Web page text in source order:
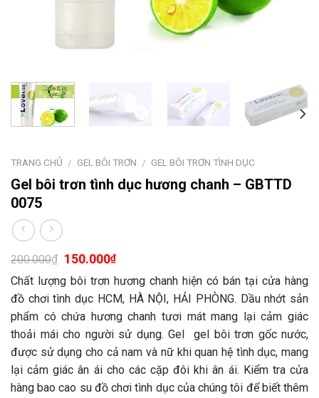
TRANG CHỦ / GEL BÔI TRƠN / GEL BÔI TRƠN TÌNH DỤC
Gel bôi trơn tình dục hương chanh – GBTTD
0075
200.000₫ 150.000₫
Chất lượng bôi trơn hương chanh hiện có bán tại cửa hàng
đồ chơi tình dục HCM, HÀ NỘI, HẢI PHÒNG. Dầu nhớt sản
phẩm có chứa hương chanh tươi mát mang lại cảm giác
thoải mái cho người sử dụng. Gel gel bôi trơn gốc nước,
được sử dụng cho cả nam và nữ khi quan hệ tình dục, mang
lại cảm giác ân ái cho các cặp đôi khi ân ái. Kiểm tra cửa
hàng bao cao su đồ chơi tình dục của chúng tôi để biết thêm